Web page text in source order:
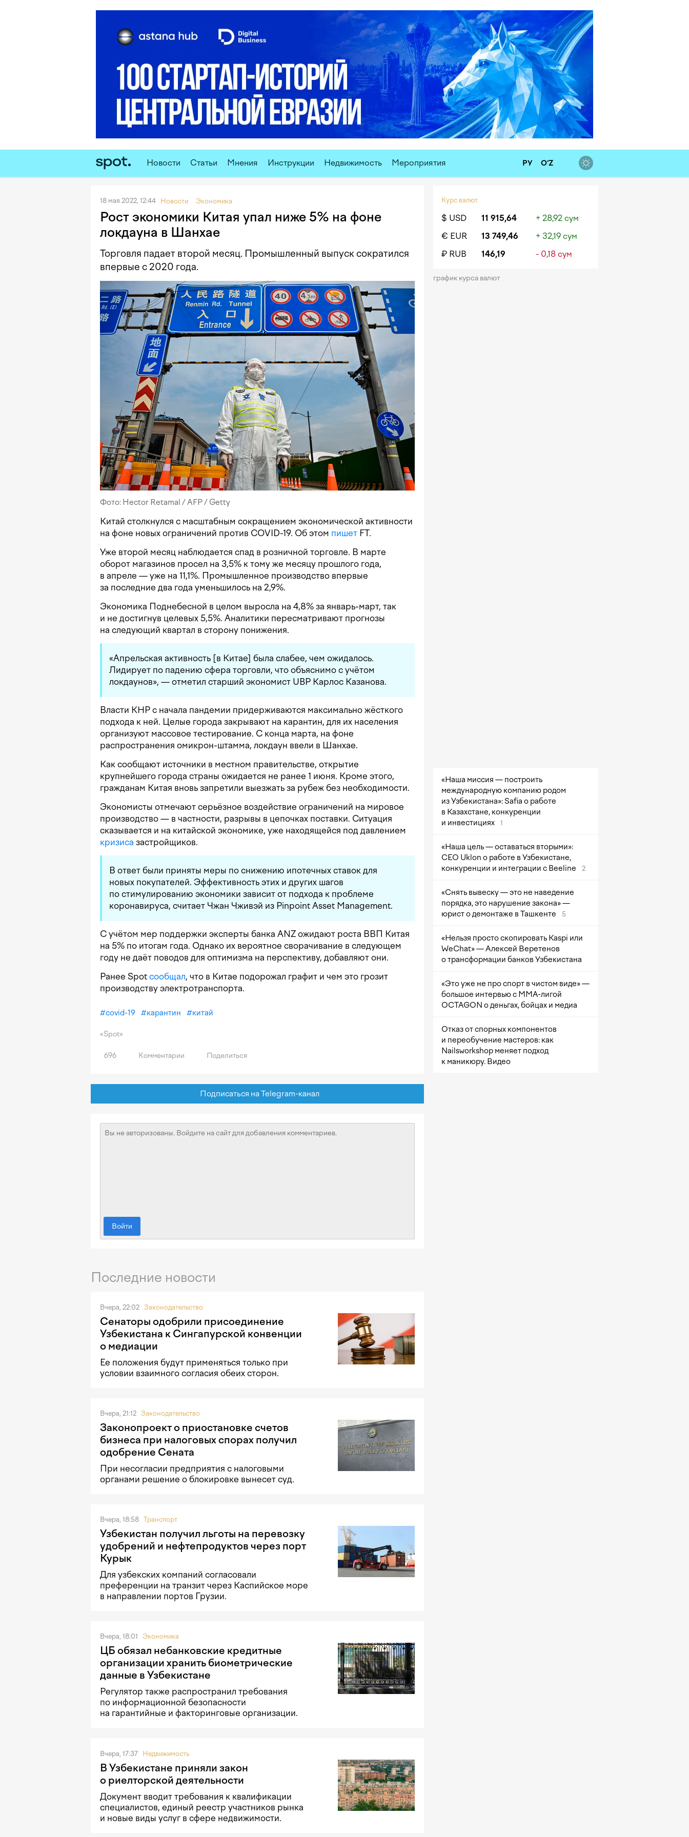
Новости Статьи Мнения Инструкции Недвижимость Мероприятия РУ O‘Z
18 мая 2022, 12:44 Новости Экономика
Рост экономики Китая упал ниже 5% на фоне
локдауна в Шанхае
Торговля падает второй месяц. Промышленный выпуск сократился
впервые с 2020 года.
Фото: Hector Retamal / AFP / Getty
Китай столкнулся с масштабным сокращением экономической активности
на фоне новых ограничений против COVID-19. Об этом пишет FT.
Уже второй месяц наблюдается спад в розничной торговле. В марте
оборот магазинов просел на 3,5% к тому же месяцу прошлого года,
в апреле — уже на 11,1%. Промышленное производство впервые
за последние два года уменьшилось на 2,9%.
Экономика Поднебесной в целом выросла на 4,8% за январь-март, так
и не достигнув целевых 5,5%. Аналитики пересматривают прогнозы
на следующий квартал в сторону понижения.
«Апрельская активность [в Китае] была слабее, чем ожидалось.
Лидирует по падению сфера торговли, что объяснимо с учётом
локдаунов», — отметил старший экономист UBP Карлос Казанова.
Власти КНР с начала пандемии придерживаются максимально жёсткого
подхода к ней. Целые города закрывают на карантин, для их населения
организуют массовое тестирование. С конца марта, на фоне
распространения омикрон-штамма, локдаун ввели в Шанхае.
Как сообщают источники в местном правительстве, открытие
крупнейшего города страны ожидается не ранее 1 июня. Кроме этого,
гражданам Китая вновь запретили выезжать за рубеж без необходимости.
Экономисты отмечают серьёзное воздействие ограничений на мировое
производство — в частности, разрывы в цепочках поставки. Ситуация
сказывается и на китайской экономике, уже находящейся под давлением
кризиса застройщиков.
В ответ были приняты меры по снижению ипотечных ставок для
новых покупателей. Эффективность этих и других шагов
по стимулированию экономики зависит от подхода к проблеме
коронавируса, считает Чжан Чживэй из Pinpoint Asset Management.
С учётом мер поддержки эксперты банка ANZ ожидают роста ВВП Китая
на 5% по итогам года. Однако их вероятное сворачивание в следующем
году не даёт поводов для оптимизма на перспективу, добавляют они.
Ранее Spot сообщал, что в Китае подорожал графит и чем это грозит
производству электротранспорта.
#covid-19 #карантин #китай
«Spot»
696 Комментарии Поделиться
Подписаться на Telegram-канал
Войти
Последние новости
Вчера, 22:02 Законодательство
Сенаторы одобрили присоединение
Узбекистана к Сингапурской конвенции
о медиации
Ее положения будут применяться только при
условии взаимного согласия обеих сторон.
Вчера, 21:12 Законодательство
Законопроект о приостановке счетов
бизнеса при налоговых спорах получил
одобрение Сената
При несогласии предприятия с налоговыми
органами решение о блокировке вынесет суд.
Вчера, 18:58 Транспорт
Узбекистан получил льготы на перевозку
удобрений и нефтепродуктов через порт
Курык
Для узбекских компаний согласовали
преференции на транзит через Каспийское море
в направлении портов Грузии.
Вчера, 18:01 Экономика
ЦБ обязал небанковские кредитные
организации хранить биометрические
данные в Узбекистане
Регулятор также распространил требования
по информационной безопасности
на гарантийные и факторинговые организации.
Вчера, 17:37 Недвижимость
В Узбекистане приняли закон
о риелторской деятельности
Документ вводит требования к квалификации
специалистов, единый реестр участников рынка
и новые виды услуг в сфере недвижимости.
Курс валют
$ USD 11 915,64
+ 28,92 сум
€ EUR
13 749,46
+ 32,19 сум
₽ RUB
146,19 - 0,18 сум
график курса валют
«Наша миссия — построить
международную компанию родом
из Узбекистана»: Safia о работе
в Казахстане, конкуренции
и инвестициях
1
«Наша цель — оставаться вторыми»:
CEO Uklon о работе в Узбекистане,
конкуренции и интеграции с Beeline
2
«Снять вывеску — это не наведение
порядка, это нарушение закона» —
юрист о демонтаже в Ташкенте
5
«Нельзя просто скопировать Kaspi или
WeChat» — Алексей Веретенов
о трансформации банков Узбекистана
«Это уже не про спорт в чистом виде» —
большое интервью с ММА-лигой
OCTAGON о деньгах, бойцах и медиа
Отказ от спорных компонентов
и переобучение мастеров: как
Nailsworkshop меняет подход
к маникюру. Видео